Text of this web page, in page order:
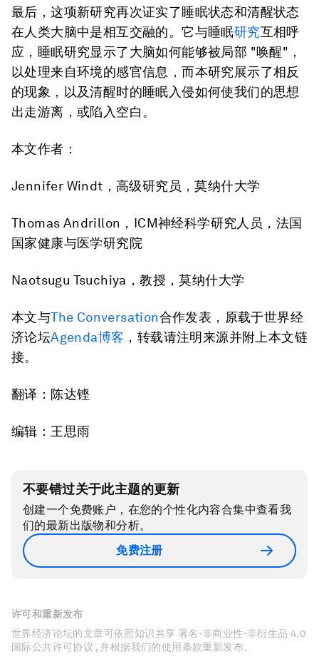
最后，这项新研究再次证实了睡眠状态和清醒状态
在人类大脑中是相互交融的。它与睡眠研究互相呼
应，睡眠研究显示了大脑如何能够被局部 "唤醒"，
以处理来自环境的感官信息，而本研究展示了相反
的现象，以及清醒时的睡眠入侵如何使我们的思想
出走游离，或陷入空白。
本文作者：
Jennifer Windt，高级研究员，莫纳什大学
Thomas Andrillon，ICM神经科学研究人员，法国
国家健康与医学研究院
Naotsugu Tsuchiya，教授，莫纳什大学
本文与The Conversation合作发表，原载于世界经
济论坛Agenda博客 ，转载请注明来源并附上本文链
接。
翻译：陈达铿
编辑：王思雨
不要错过关于此主题的更新
创建一个免费账户，在您的个性化内容合集中查看我
们的最新出版物和分析。
免费注册
许可和重新发布
世界经济论坛的文章可依照知识共享 署名-非商业性-非衍生品 4.0
国际公共许可协议 , 并根据我们的使用条款重新发布。